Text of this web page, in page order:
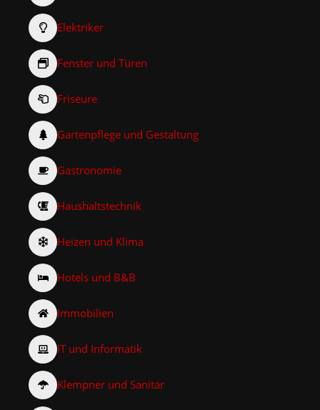
Elektriker
Fenster und Türen
Friseure
Gartenpflege und Gestaltung
Gastronomie
Haushaltstechnik
Heizen und Klima
Hotels und B&B
Immobilien
IT und Informatik
Klempner und Sanitär